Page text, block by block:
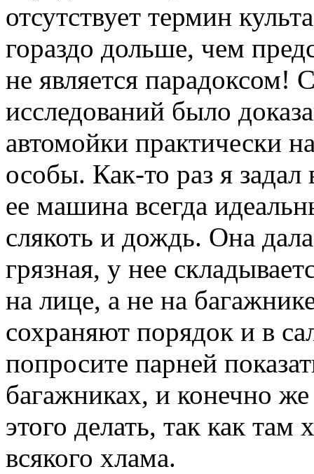
отсутствует термин
гораздо дольше, чем
не является парадоксом!
исследований было
автомойки практически
особы. Как-то раз я
ее машина всегда
слякоть и дождь. Она
грязная, у нее
на лице, а не на
сохраняют порядок и в
попросите парней
багажниках, и конечно
этого делать, так как
всякого хлама.